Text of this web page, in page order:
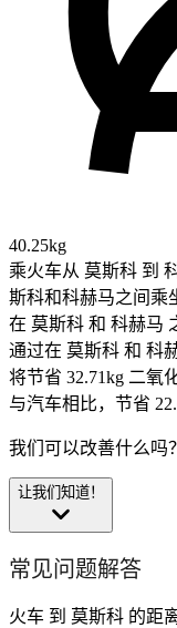
40.25kg
乘火车从 莫斯科 到
斯科和科赫马之间乘
在 莫斯科 和 科赫马
通过在 莫斯科 和 科
将节省 32.71kg 二氧
与汽车相比，节省
我们可以改善什么吗？
让我们知道！
常见问题解答
火车 到 莫斯科 的距